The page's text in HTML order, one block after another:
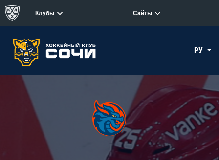
Клубы Сайты
РУ